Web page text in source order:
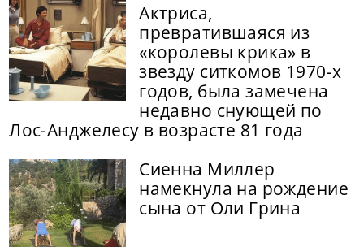
Актриса,
превратившаяся из
«королевы крика» в
звезду ситкомов 1970-х
годов, была замечена
недавно снующей по
Лос-Анджелесу в возрасте 81 года
Сиенна Миллер
намекнула на рождение
сына от Оли Грина